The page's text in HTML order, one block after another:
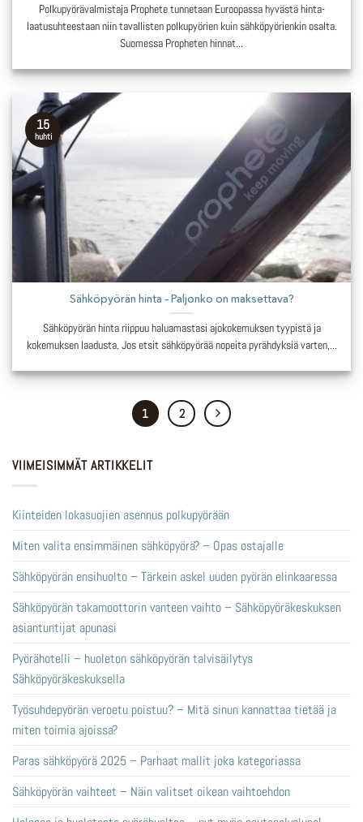
VIIMEISIMMÄT ARTIKKELIT
Kiinteiden lokasuojien asennus polkupyörään
Miten valita ensimmäinen sähköpyörä? – Opas ostajalle
Sähköpyörän ensihuolto – Tärkein askel uuden pyörän elinkaaressa
Sähköpyörän takamoottorin vanteen vaihto – Sähköpyöräkeskuksen
asiantuntijat apunasi
Pyörähotelli – huoleton sähköpyörän talvisäilytys
Sähköpyöräkeskuksella
Työsuhdepyörän veroetu poistuu? – Mitä sinun kannattaa tietää ja
miten toimia ajoissa?
Paras sähköpyörä 2025 – Parhaat mallit joka kategoriassa
Sähköpyörän vaihteet – Näin valitset oikean vaihtoehdon
Polkupyörävalmistaja Prophete tunnetaan Euroopassa hyvästä hinta-
laatusuhteestaan niin tavallisten polkupyörien kuin sähköpyörienkin osalta.
Suomessa Propheten hinnat...
Sähköpyörän hinta – Paljonko on maksettava?
Sähköpyörän hinta riippuu haluamastasi ajokokemuksen tyypistä ja
kokemuksen laadusta. Jos etsit sähköpyörää nopeita pyrähdyksiä varten,...
15
huhti
1 2